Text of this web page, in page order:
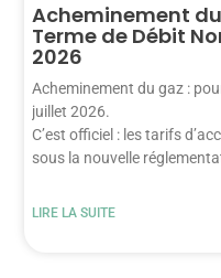
Acheminement
Terme de Débit
2026
Acheminement du gaz :
juillet 2026.
C’est officiel : les tarifs
sous la nouvelle
LIRE LA SUITE